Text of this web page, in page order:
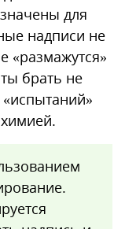
для
надписи не
«размажутся»
брать не